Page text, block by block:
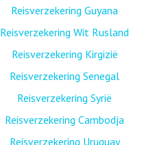
Reisverzekering Guyana
Reisverzekering Wit Rusland
Reisverzekering Kirgizië
Reisverzekering Senegal
Reisverzekering Syrië
Reisverzekering Cambodja
Reisverzekering Uruguay